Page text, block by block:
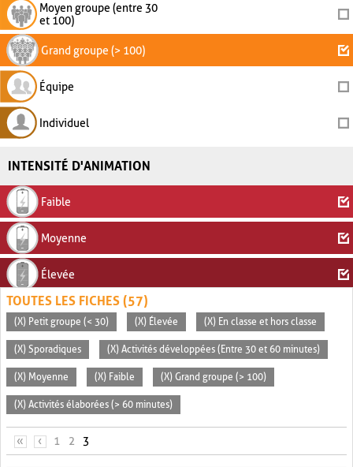
Moyen groupe (entre 30
et 100)
Grand groupe (> 100)
Équipe
Individuel
INTENSITÉ D'ANIMATION
Faible
Moyenne
Élevée
TOUTES LES FICHES (57)
(X) Petit groupe (< 30) (X) Élevée (X) En classe et hors classe
(X) Sporadiques (X) Activités développées (Entre 30 et 60 minutes)
(X) Moyenne (X) Faible (X) Grand groupe (> 100)
(X) Activités élaborées (> 60 minutes)
PAGES
« ‹ 1 2 3